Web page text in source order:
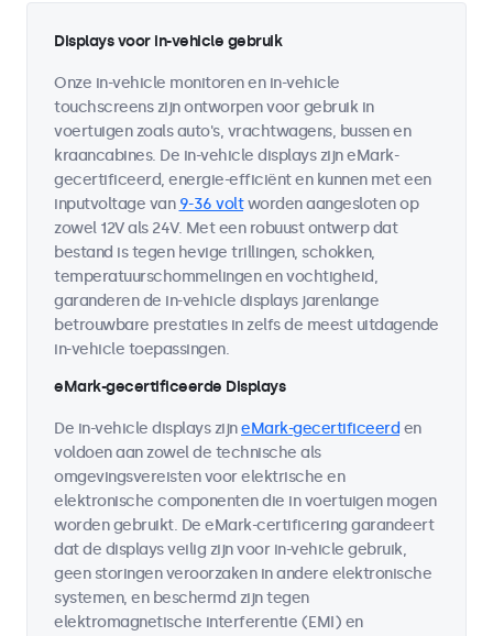
Displays voor in-vehicle gebruik
Onze in-vehicle monitoren en in-vehicle
touchscreens zijn ontworpen voor gebruik in
voertuigen zoals auto's, vrachtwagens, bussen en
kraancabines. De in-vehicle displays zijn eMark-
gecertificeerd, energie-efficiënt en kunnen met een
inputvoltage van 9-36 voltworden aangesloten op
zowel 12V als 24V. Met een robuust ontwerp dat
bestand is tegen hevige trillingen, schokken,
temperatuurschommelingen en vochtigheid,
garanderen de in-vehicle displays jarenlange
betrouwbare prestaties in zelfs de meest uitdagende
in-vehicle toepassingen.
eMark-gecertificeerde Displays
De in-vehicle displays zijneMark-gecertificeerd en
voldoen aan zowel de technische als
omgevingsvereisten voor elektrische en
elektronische componenten die in voertuigen mogen
worden gebruikt. De eMark-certificering garandeert
dat de displays veilig zijn voor in-vehicle gebruik,
geen storingen veroorzaken in andere elektronische
systemen, en beschermd zijn tegen
elektromagnetische interferentie (EMI) en